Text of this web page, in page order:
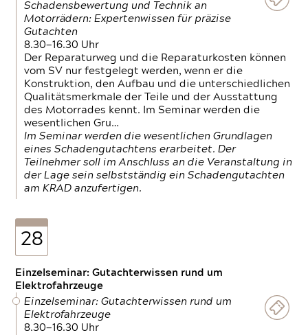
Schadensbewertung und Technik an
Motorrädern: Expertenwissen für präzise
Gutachten
8.30—16.30 Uhr
Der Reparaturweg und die Reparaturkosten können
vom SV nur festgelegt werden, wenn er die
Konstruktion, den Aufbau und die unterschiedlichen
Qualitätsmerkmale der Teile und der Ausstattung
des Motorrades kennt. Im Seminar werden die
wesentlichen Gru…
Im Seminar werden die wesentlichen Grundlagen
eines Schadengutachtens erarbeitet. Der
Teilnehmer soll im Anschluss an die Veranstaltung in
der Lage sein selbstständig ein Schadengutachten
am KRAD anzufertigen.
28
Einzelseminar: Gutachterwissen rund um
Elektrofahrzeuge
Einzelseminar: Gutachterwissen rund um
Elektrofahrzeuge
8.30—16.30 Uhr